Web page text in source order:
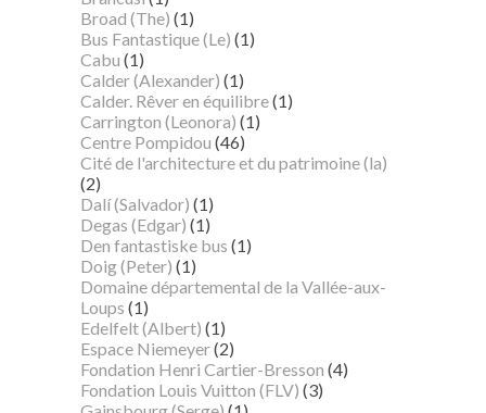
Broad (The) (1)
Bus Fantastique (Le) (1)
Cabu (1)
Calder (Alexander) (1)
Calder. Rêver en équilibre(1)
Carrington (Leonora) (1)
Centre Pompidou (46)
Cité de l'architecture et du patrimoine (la)
(2)
Dalí (Salvador) (1)
Degas (Edgar) (1)
Den fantastiske bus (1)
Doig (Peter) (1)
Domaine départemental de la Vallée-aux-
Loups (1)
Edelfelt (Albert) (1)
Espace Niemeyer(2)
Fondation Henri Cartier-Bresson (4)
Fondation Louis Vuitton (FLV) (3)